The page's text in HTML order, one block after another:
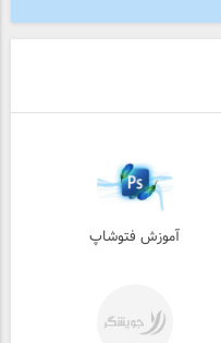
آموزش فتوشاپ